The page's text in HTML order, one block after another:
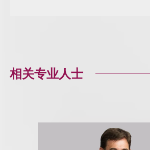
相关专业人士